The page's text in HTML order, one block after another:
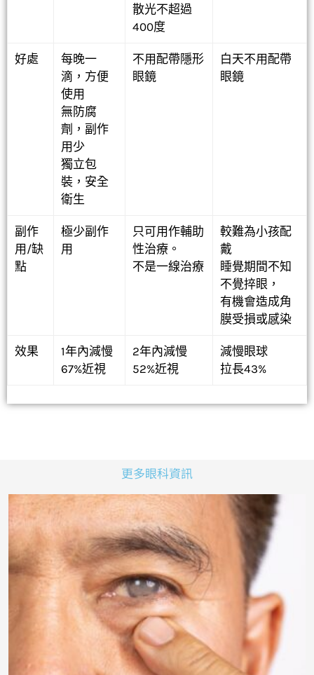
散光不超過
400度
好處
每晚一
滴，方便
使用
無防腐
劑，副作
用少
獨立包
裝，安全
衛生
不用配帶隱形
眼鏡
白天不用配帶
眼鏡
副作
用/缺
點
極少副作
用
只可用作輔助
性治療。
不是一線治療
較難為小孩配
戴
睡覺期間不知
不覺捽眼，
有機會造成角
膜受損或感染
效果
1年內減慢
67%近視
2年內減慢
52%近視
減慢眼球
拉長43%
更多眼科資訊